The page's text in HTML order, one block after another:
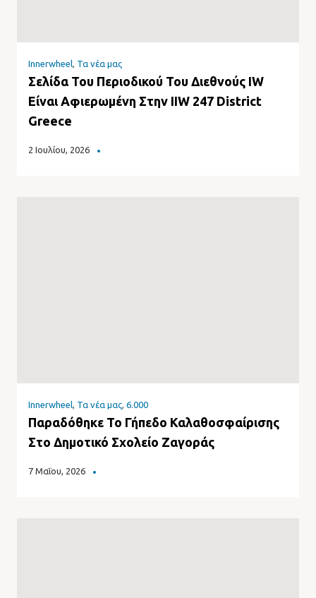
Innerwheel, Τα νέα μας
Σελίδα Του Περιοδικού Του Διεθνούς IW
Είναι Αφιερωμένη Στην IIW 247 District
Greece
2 Ιουλίου, 2026
Innerwheel, Τα νέα μας, 6.000
Παραδόθηκε Το Γήπεδο Καλαθοσφαίρισης
Στο Δημοτικό Σχολείο Ζαγοράς
7 Μαΐου, 2026